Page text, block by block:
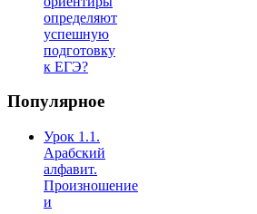
определяют
успешную
подготовку
к ЕГЭ?
Популярное
Урок 1.1.
Арабский
алфавит.
Произношение
и